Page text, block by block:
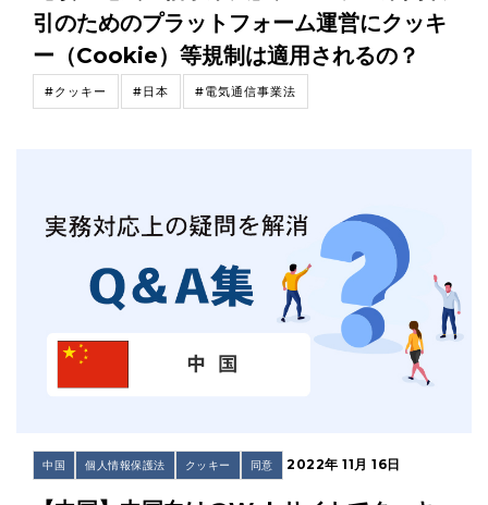
引のためのプラットフォーム運営にクッキ
ー（Cookie）等規制は適用されるの？
#クッキー #日本 #電気通信事業法
中国 個人情報保護法 クッキー 同意 2022年 11月 16日